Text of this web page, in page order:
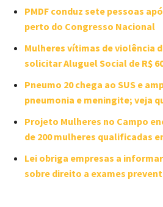
PMDF conduz sete pessoas
perto do Congresso Nacional
Mulheres vítimas de violência
solicitar Aluguel Social de R$
Pneumo 20 chega ao SUS e
pneumonia e meningite; veja
Projeto Mulheres no Campo
de 200 mulheres qualificadas
Lei obriga empresas a
sobre direito a exames